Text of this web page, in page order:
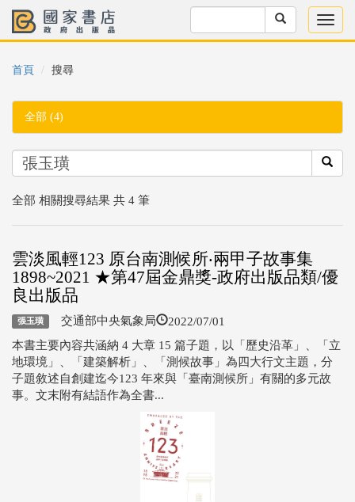
首頁 搜尋
全部 (4)
全部 相關搜尋結果 共 4 筆
雲淡風輕123 原台南測候所‧兩甲子故事集
1898~2021 ★第47屆金鼎獎-政府出版品類/優
良出版品
張玉璜 交通部中央氣象局 2022/07/01
本書主要內容共涵納 4 大章 15 篇子題，以「歷史沿革」、「立
地環境」、「建築解析」、「測候故事」為四大行文主題，分
子題敘述自創建迄今123 年來與「臺南測候所」有關的多元故
事。文末附有結語作為全書...